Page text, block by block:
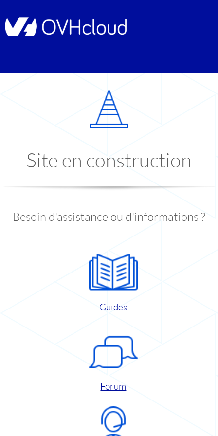
Site en construction
Besoin d'assistance ou d'informations ?
Guides
Forum